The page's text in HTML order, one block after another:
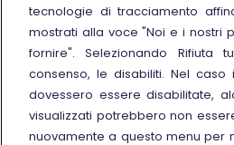
Seguici sui social
tecnologie di tracciamento
mostrati alla voce "Noi e i nostri
fornire". Selezionando
consenso, le disabiliti. Nel
dovessero essere disabilitate,
visualizzati potrebbero non
nuovamente a questo menu per